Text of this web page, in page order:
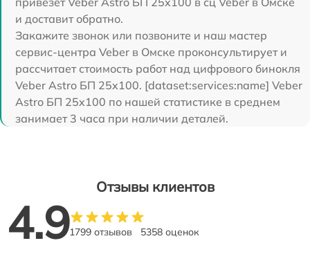
и доставит обратно.
Закажите звонок или позвоните и наш мастер
сервис-центра Veber в Омске проконсультирует и
рассчитает стоимость работ над цифрового бинокля
Veber Astro БП 25x100. [dataset:services:name] Veber
Astro БП 25x100 по нашей статистике в среднем
занимает 3 часа при наличии деталей.
Отзывы клиентов
4.91799 отзывов 5358 оценок